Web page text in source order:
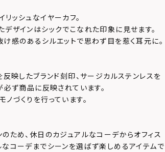
ッシュなイヤーカフ。
ザインはシックでこなれた印象に見せます。
感のあるシルエットで思わず目を惹く耳元に。
反映したブランド刻印、サージカルステンレスを
ず商品に反映されています。
づくりを行っています。
ため、休日のカジュアルなコーデからオフィス
コーデまでシーンを選ばず楽しめるアイテムで